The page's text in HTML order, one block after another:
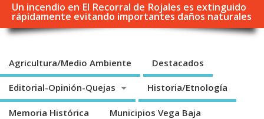
Un incendio en El Recorral de Rojales es extinguido
rápidamente evitando importantes daños naturales
Agricultura/Medio Ambiente Destacados
Editorial-Opinión-Quejas Historia/Etnología
Memoria Histórica Municipios Vega Baja